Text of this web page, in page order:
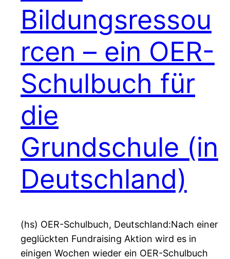
Bildungsressou
rcen – ein OER-
Schulbuch für
die
Grundschule (in
Deutschland)
(hs) OER-Schulbuch, Deutschland:Nach einer
geglückten Fundraising Aktion wird es in
einigen Wochen wieder ein OER-Schulbuch